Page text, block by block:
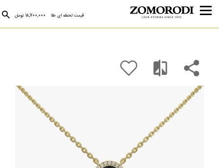
قیمت لحظه ای طلا 18,700,000 تومان